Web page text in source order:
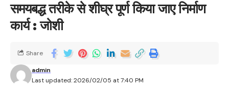
समयबद्ध तरीके से शीघ्र पूर्ण किया जाए निर्माण
कार्य : जोशी
Last updated: 2026/02/05 at 7:40 PM
admin
Share